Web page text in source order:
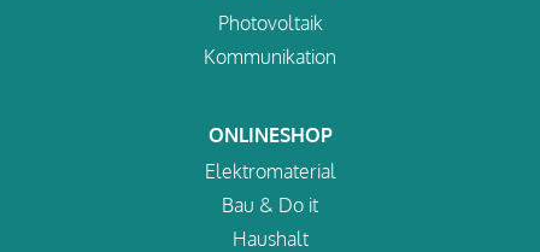
Photovoltaik
Kommunikation
ONLINESHOP
Elektromaterial
Bau & Do it
Haushalt